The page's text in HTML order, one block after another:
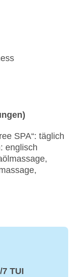
SPA“: täglich
englisch
TUI